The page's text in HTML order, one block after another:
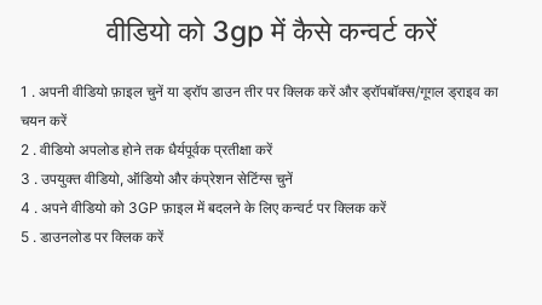
वीडियो को 3gp में कैसे कन्वर्ट करें
1 . अपनी वीडियो फ़ाइल चुनें या ड्रॉप डाउन तीर पर क्लिक करें और ड्रॉपबॉक्स/गूगल ड्राइव का
चयन करें
2 . वीडियो अपलोड होने तक धैर्यपूर्वक प्रतीक्षा करें
3 . उपयुक्त वीडियो, ऑडियो और कंप्रेशन सेटिंग्स चुनें
4 . अपने वीडियो को 3GP फ़ाइल में बदलने के लिए कन्वर्ट पर क्लिक करें
5 . डाउनलोड पर क्लिक करें